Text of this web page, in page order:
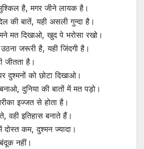
है, मगर जीने लायक है।
की बातें, यही असली गुन्‍दा है।
मत दिखाओ, खुद पे भरोसा रखो।
जरूरी है, यही जिंदगी है।
जीतता है।
दुश्मनों को छोटा दिखाओ।
दुनिया की बातों में मत पड़ो।
इज्जत से होता है।
वही इतिहास बनाते हैं।
दोस्त कम, दुश्मन ज्यादा।
नहीं।